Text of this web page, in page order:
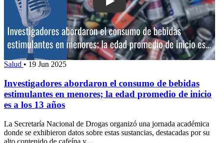
Play: Investigadores abordaron el
Salud • 19 Jun 2025
Investigadores abordaron el consumo de bebidas
estimulantes en menores; la edad promedio de inicio
es a los 13 años
La Secretaría Nacional de Drogas organizó una jornada académica
donde se exhibieron datos sobre estas sustancias, destacadas por su
alto contenido de cafeína y...